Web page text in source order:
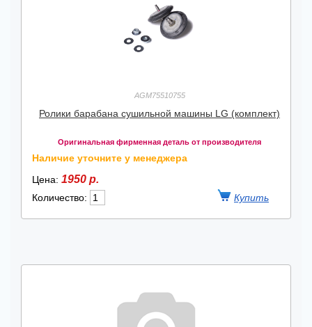
AGM75510755
Ролики барабана сушильной машины LG (комплект)
Оригинальная фирменная деталь от производителя
Наличие уточните у менеджера
Цена: 1950 р.
Количество: